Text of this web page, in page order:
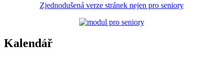
Zjednodušená verze stránek nejen pro seniory
Kalendář